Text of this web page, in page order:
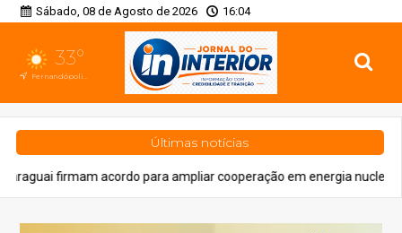
Sábado, 08 de Agosto de 2026 16:04
33°
Fernandópolis, SP
Últimas notícias
para ampliar cooperação em energia nuclear civil Cidades